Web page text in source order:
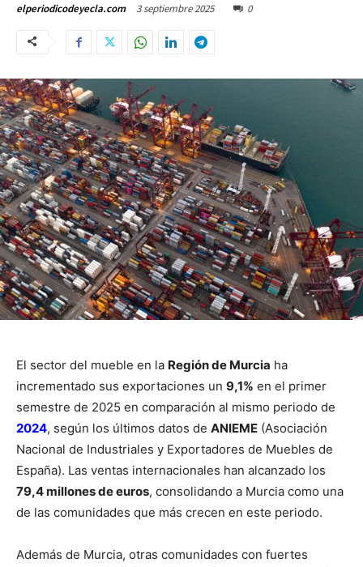
elperiodicodeyecla.com 3 septiembre 2025 0
El sector del mueble en la Región de Murcia ha
incrementado sus exportaciones un 9,1% en el primer
semestre de 2025 en comparación al mismo periodo de
2024, según los últimos datos de ANIEME (Asociación
Nacional de Industriales y Exportadores de Muebles de
España). Las ventas internacionales han alcanzado los
79,4 millones de euros, consolidando a Murcia como una
de las comunidades que más crecen en este periodo.
Además de Murcia, otras comunidades con fuertes